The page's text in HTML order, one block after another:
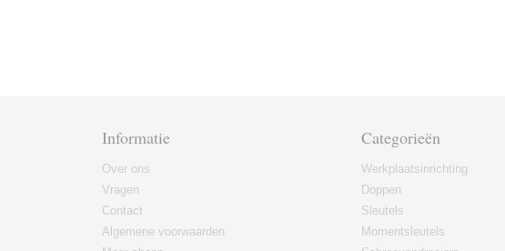
Informatie
Over ons
Vragen
Contact
Algemene voorwaarden
Categorieën
Werkplaatsinrichting
Doppen
Sleutels
Momentsleutels